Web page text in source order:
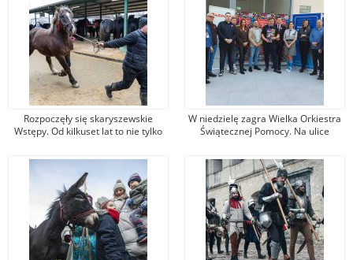
Rozpoczęły się skaryszewskie
Wstępy. Od kilkuset lat to nie tylko
W niedzielę zagra Wielka Orkiestra
Świątecznej Pomocy. Na ulice
wolontariuszy, śpiewać będzie
Sidney Polak